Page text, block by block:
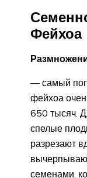
Фейхоа
— самый
фейхоа
650 тысяч.
спелые
разрезают
семенами,